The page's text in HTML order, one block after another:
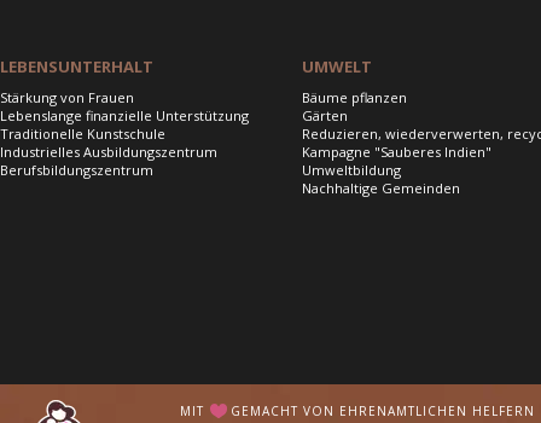
LEBENSUNTERHALT
Stärkung von Frauen
Lebenslange finanzielle Unterstützung
Traditionelle Kunstschule
Industrielles Ausbildungszentrum
Berufsbildungszentrum
UMWELT
Bäume pflanzen
Gärten
Reduzieren, wiederverwerten,
Kampagne "Sauberes Indien"
Umweltbildung
Nachhaltige Gemeinden
MIT GEMACHT VON EHRENAMTLICHEN